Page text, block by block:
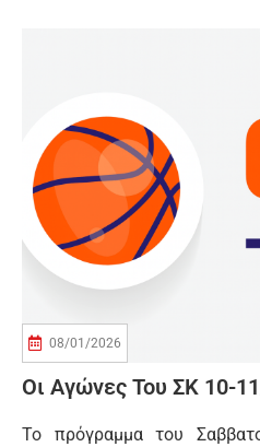
08/01/2026
Οι Αγώνες Του ΣΚ 10-
Το πρόγραμμα του